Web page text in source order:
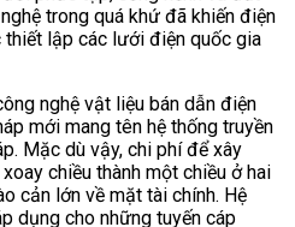
trong quá khứ đã khiến điện
lập các lưới điện quốc gia
nghệ vật liệu bán dẫn điện
mới mang tên hệ thống truyền
Mặc dù vậy, chi phí để xây
chiều thành một chiều ở hai
cản lớn về mặt tài chính. Hệ
dụng cho những tuyến cáp